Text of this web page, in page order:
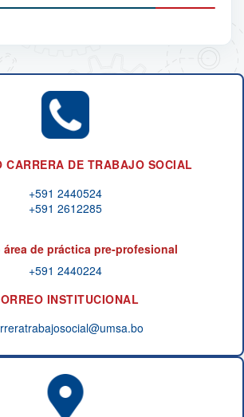
CARRERA DE TRABAJO SOCIAL
+591 2440524
+591 2612285
de práctica pre‑profesional
+591 2440224
INSTITUCIONAL